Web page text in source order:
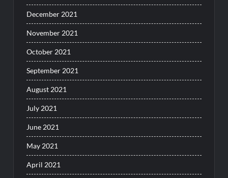
December 2021
November 2021
October 2021
September 2021
August 2021
July 2021
June 2021
May 2021
April 2021